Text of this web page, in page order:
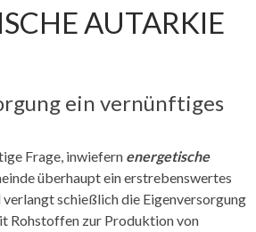
AUTARKIE
ein vernünftiges
Frage, inwiefern energetische
überhaupt ein erstrebenswertes
verlangt schießlich die Eigenversorgung
Rohstoffen zur Produktion von